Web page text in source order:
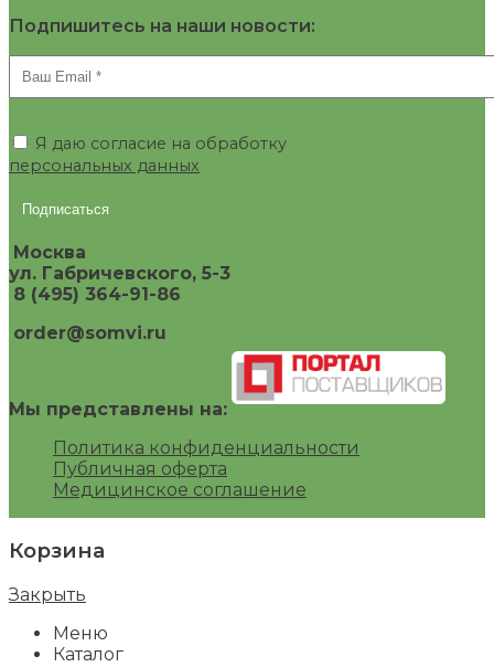
Подпишитесь на наши новости:
Я даю согласие на обработку
персональных данных
Москва
ул. Габричевского, 5-3
8 (495) 364-91-86
order@somvi.ru
Мы представлены на:
Политика конфиденциальности
Публичная оферта
Медицинское соглашение
Корзина
Закрыть
Меню
Каталог